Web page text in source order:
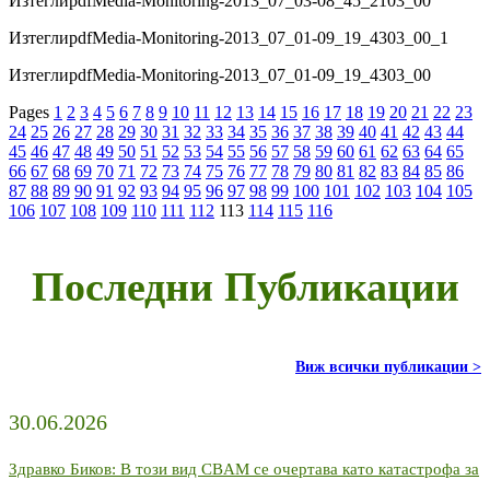
ИзтеглиpdfMedia-Monitoring-2013_07_01-09_19_4303_00_1
ИзтеглиpdfMedia-Monitoring-2013_07_01-09_19_4303_00
Pages 1 2 3 4 5 6 7 8 9 10 11 12 13 14 15 16 17 18 19 20 21 22 23
24 25 26 27 28 29 30 31 32 33 34 35 36 37 38 39 40 41 42 43 44
45 46 47 48 49 50 51 52 53 54 55 56 57 58 59 60 61 62 63 64 65
66 67 68 69 70 71 72 73 74 75 76 77 78 79 80 81 82 83 84 85 86
87 88 89 90 91 92 93 94 95 96 97 98 99 100 101 102 103 104 105
106 107 108 109 110 111 112 113 114 115 116
Последни Публикации
Виж всички публикации >
30.06.2026
Здравко Биков: В този вид CBAM се очертава като катастрофа за